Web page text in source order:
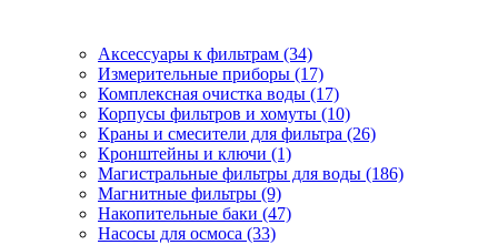
Аксессуары к фильтрам (34)
Измерительные приборы (17)
Комплексная очистка воды (17)
Корпусы фильтров и хомуты (10)
Краны и смесители для фильтра (26)
Кронштейны и ключи (1)
Магистральные фильтры для воды (186)
Магнитные фильтры (9)
Накопительные баки (47)
Насосы для осмоса (33)